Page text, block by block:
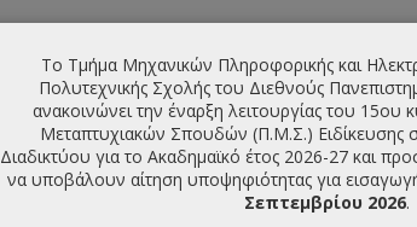
Το Τμήμα Μηχανικών Πληροφορικής και
Πολυτεχνικής Σχολής του Διεθνούς
ανακοινώνει την έναρξη λειτουργίας του
Μεταπτυχιακών Σπουδών (Π.Μ.Σ.) Ειδίκευσης
Διαδικτύου για το Ακαδημαϊκό έτος 2026-27 και
να υποβάλουν αίτηση υποψηφιότητας για
Σεπτεμβρίου 2026.